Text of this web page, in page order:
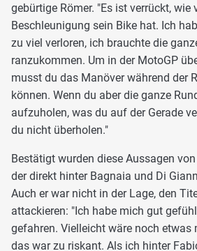
gebürtige Römer. "Es ist verrückt, wie
Beschleunigung sein Bike hat. Ich
zu viel verloren, ich brauchte die
ranzukommen. Um in der MotoGP
musst du das Manöver während der
können. Wenn du aber die ganze
aufzuholen, was du auf der Gerade
du nicht überholen."
Bestätigt wurden diese Aussagen
der direkt hinter Bagnaia und Di
Auch er war nicht in der Lage, den
attackieren: "Ich habe mich gut
gefahren. Vielleicht wäre noch etwas
das war zu riskant. Als ich hinter